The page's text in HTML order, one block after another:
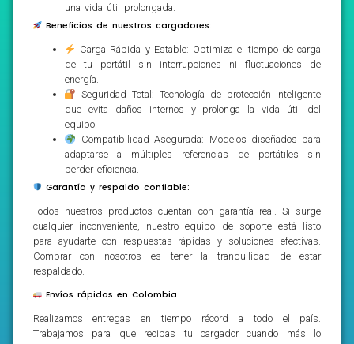
una vida útil prolongada.
Beneficios de nuestros cargadores:
Carga Rápida y Estable: Optimiza el tiempo de carga
de tu portátil sin interrupciones ni fluctuaciones de
energía.
Seguridad Total: Tecnología de protección inteligente
que evita daños internos y prolonga la vida útil del
equipo.
Compatibilidad Asegurada: Modelos diseñados para
adaptarse a múltiples referencias de portátiles sin
perder eficiencia.
Garantía y respaldo confiable:
Todos nuestros productos cuentan con garantía real. Si surge
cualquier inconveniente, nuestro equipo de soporte está listo
para ayudarte con respuestas rápidas y soluciones efectivas.
Comprar con nosotros es tener la tranquilidad de estar
respaldado.
Envíos rápidos en Colombia
Realizamos entregas en tiempo récord a todo el país.
Trabajamos para que recibas tu cargador cuando más lo